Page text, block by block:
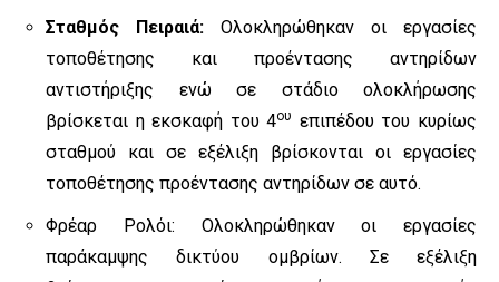
Σταθμός Πειραιά: Ολοκληρώθηκαν οι εργασίες
τοποθέτησης και προέντασης αντηρίδων
αντιστήριξης ενώ σε στάδιο ολοκλήρωσης
βρίσκεται η εκσκαφή του 4ου επιπέδου του κυρίως
σταθμού και σε εξέλιξη βρίσκονται οι εργασίες
τοποθέτησης προέντασης αντηρίδων σε αυτό.
Φρέαρ Ρολόι: Ολοκληρώθηκαν οι εργασίες
παράκαμψης δικτύου ομβρίων. Σε εξέλιξη